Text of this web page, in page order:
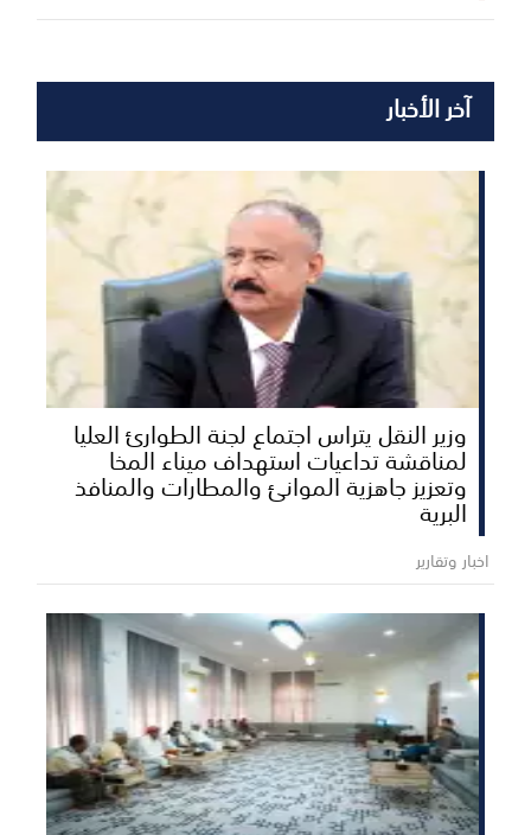
آخر الأخبار
وزير النقل يتراس اجتماع لجنة الطوارئ العليا
لمناقشة تداعيات استهداف ميناء المخا
وتعزيز جاهزية الموانئ والمطارات والمنافذ
البرية
اخبار وتقارير